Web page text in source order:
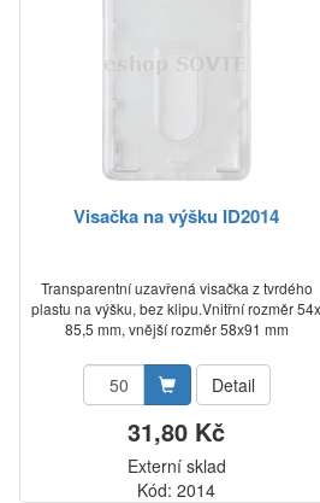
Visačka na výšku ID2014
Transparentní uzavřená visačka z tvrdého
plastu na výšku, bez klipu.Vnitřní rozměr 54x
85,5 mm, vnější rozměr 58x91 mm
Detail
31,80 Kč
Externí sklad
Kód: 2014